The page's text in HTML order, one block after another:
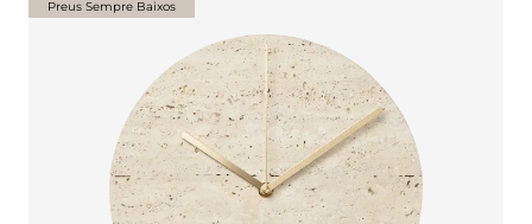
Preus Sempre Baixos